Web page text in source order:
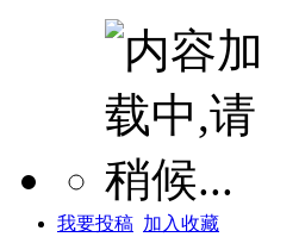
我要投稿 加入收藏